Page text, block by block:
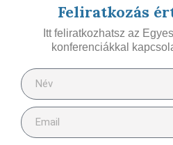
Feliratkozás
Itt feliratkozhatsz az
konferenciákkal